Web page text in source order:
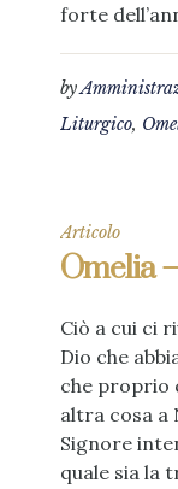
forte
by
Liturgico,
Articolo
Omelia
Ciò a cui ci
Dio che
che proprio
altra cosa a
Signore
quale sia la